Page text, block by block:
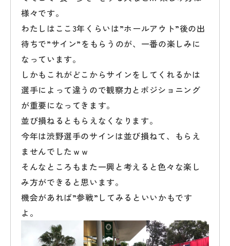
様々です。
わたしはここ3年くらいは”ホールアウト”後の出
待ちで”サイン”をもらうのが、一番の楽しみに
なっています。
しかもこれがどこからサインをしてくれるかは
選手によって違うので観察力とポジショニング
が重要になってきます。
並び損ねるともらえなくなります。
今年は渋野選手のサインは並び損ねて、もらえ
ませんでしたｗｗ
そんなところもまた一興と考えると色々な楽し
み方ができると思います。
機会があれば”参戦”してみるといいかもです
よ。